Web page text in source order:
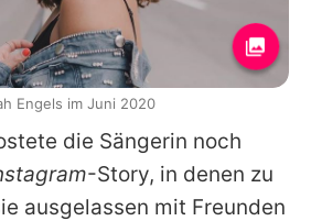
die Sängerin noch
-Story, in denen zu
ausgelassen mit Freunden
Engels im Juni 2020